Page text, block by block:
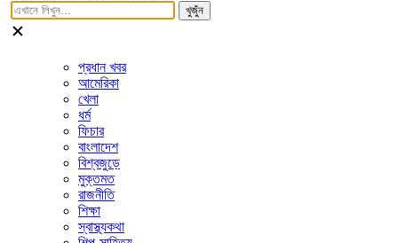
খুজুঁন
প্রধান খবর
আমেরিকা
খেলা
ধর্ম
ফিচার
বাংলাদেশ
বিশ্বজুড়ে
মুক্তমত
রাজনীতি
শিক্ষা
স্বাস্থ্যকথা